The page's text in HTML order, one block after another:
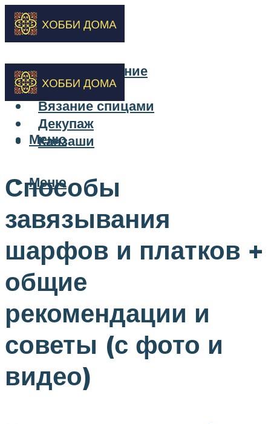
Бисероплетение
Вышивка
Вязание спицами
Декупаж
Канзаши
Меню
Меню
Способы
завязывания
шарфов и платков +
общие
рекомендации и
советы (с фото и
видео)